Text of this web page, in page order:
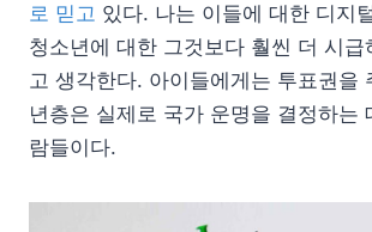
로 믿고 있다. 나는 이들에 대한 디지
청소년에 대한 그것보다 훨씬 더 시급
고 생각한다. 아이들에게는 투표권을
년층은 실제로 국가 운명을 결정하는
람들이다.